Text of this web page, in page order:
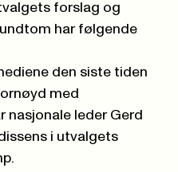
forslag og
har følgende
den siste tiden
med
nasjonale leder Gerd
i utvalgets